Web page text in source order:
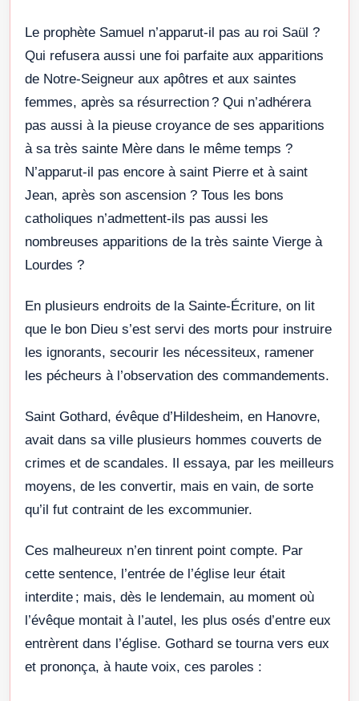
Le prophète Samuel n’apparut-il pas au roi Saül ?
Qui refusera aussi une foi parfaite aux apparitions
de Notre-Seigneur aux apôtres et aux saintes
femmes, après sa résurrection ? Qui n’adhérera
pas aussi à la pieuse croyance de ses apparitions
à sa très sainte Mère dans le même temps ?
N’apparut-il pas encore à saint Pierre et à saint
Jean, après son ascension ? Tous les bons
catholiques n’admettent-ils pas aussi les
nombreuses apparitions de la très sainte Vierge à
Lourdes ?
En plusieurs endroits de la Sainte-Écriture, on lit
que le bon Dieu s’est servi des morts pour instruire
les ignorants, secourir les nécessiteux, ramener
les pécheurs à l’observation des commandements.
Saint Gothard, évêque d’Hildesheim, en Hanovre,
avait dans sa ville plusieurs hommes couverts de
crimes et de scandales. Il essaya, par les meilleurs
moyens, de les convertir, mais en vain, de sorte
qu’il fut contraint de les excommunier.
Ces malheureux n’en tinrent point compte. Par
cette sentence, l’entrée de l’église leur était
interdite ; mais, dès le lendemain, au moment où
l’évêque montait à l’autel, les plus osés d’entre eux
entrèrent dans l’église. Gothard se tourna vers eux
et prononça, à haute voix, ces paroles :